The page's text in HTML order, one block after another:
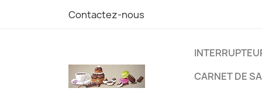
Contactez-nous
CARNET DE